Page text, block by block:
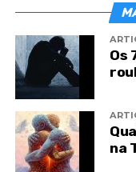
TÓPICOS
Os
na